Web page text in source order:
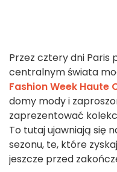
Przez cztery dni Paris
centralnym świata
Fashion Week Haute
domy mody i
zaprezentować
To tutaj ujawniają się
sezonu, te, które
jeszcze przed